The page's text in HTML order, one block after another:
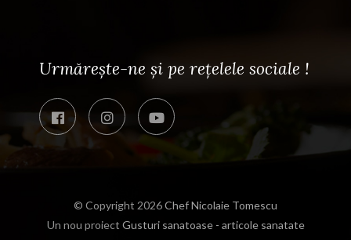
Urmărește-ne și pe rețelele sociale !
© Copyright 2026Chef Nicolaie Tomescu
Un nou proiect Gusturi sanatoase - articole sanatate